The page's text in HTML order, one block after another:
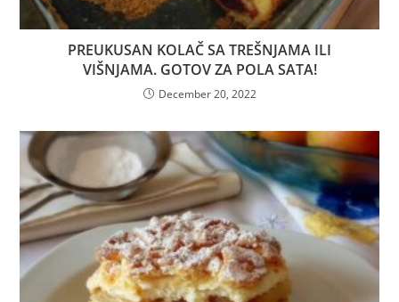
PREUKUSAN KOLAČ SA TREŠNJAMA ILI
VIŠNJAMA. GOTOV ZA POLA SATA!
December 20, 2022